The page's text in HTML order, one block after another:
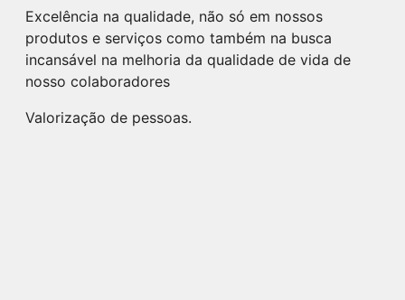
Excelência na qualidade, não só em nossos
produtos e serviços como também na busca
incansável na melhoria da qualidade de vida de
nosso colaboradores
Valorização de pessoas.